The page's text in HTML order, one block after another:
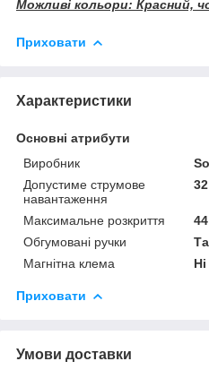
Можливі кольори: Красний,
Приховати
Характеристики
Основні атрибути
Виробник
Допустиме струмове
навантаження
Максимальне розкриття
Обгумовані ручки
Магнітна клема
Ні
Приховати
Умови доставки